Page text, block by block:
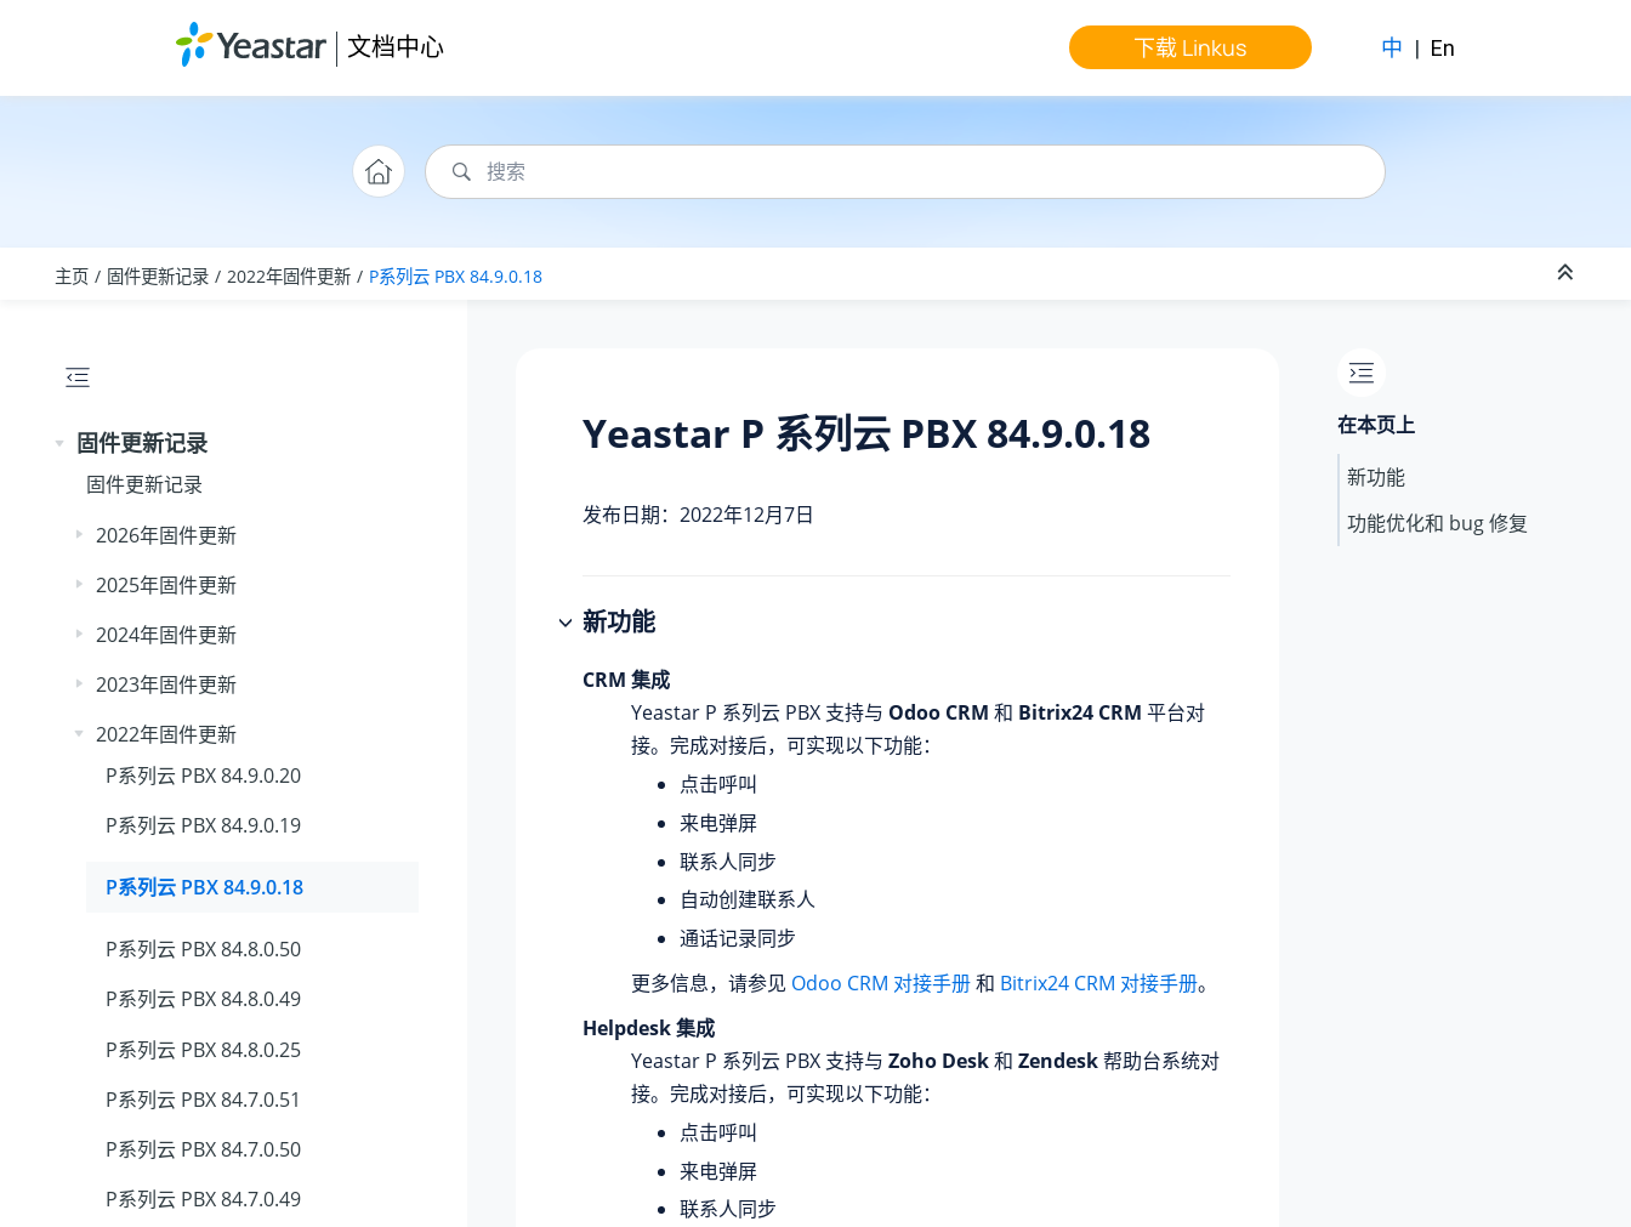
文档中心 下载 Linkus 中 | En
主页 固件更新记录 2022年固件更新 P系列云 PBX 84.9.0.18
固件更新记录
固件更新记录
2026年固件更新
2025年固件更新
2024年固件更新
2023年固件更新
2022年固件更新
P系列云 PBX 84.9.0.20
P系列云 PBX 84.9.0.19
P系列云 PBX 84.9.0.18
P系列云 PBX 84.8.0.50
P系列云 PBX 84.8.0.49
P系列云 PBX 84.8.0.25
P系列云 PBX 84.7.0.51
P系列云 PBX 84.7.0.50
P系列云 PBX 84.7.0.49
Yeastar P 系列云 PBX 84.9.0.18
发布日期：2022年12月7日
新功能
CRM 集成
Yeastar P 系列云 PBX 支持与 Odoo CRM 和 Bitrix24 CRM 平台对
接。完成对接后，可实现以下功能：
点击呼叫
来电弹屏
联系人同步
自动创建联系人
通话记录同步
更多信息，请参见 Odoo CRM 对接手册和 Bitrix24 CRM 对接手册。
Helpdesk 集成
Yeastar P 系列云 PBX 支持与 Zoho Desk和 Zendesk帮助台系统对
接。完成对接后，可实现以下功能：
点击呼叫
来电弹屏
联系人同步
在本页上
新功能
功能优化和 bug 修复